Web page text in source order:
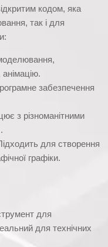
кодом, яка
так і для
забезпечення
з різноманітними
для створення
графіки.
для
для технічних